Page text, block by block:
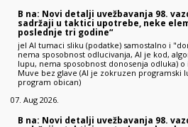
B na: Novi detalji uvežbavanja 98.
sadržaji u taktici upotrebe, neke
poslednje tri godine“
jel AI tumaci sliku (podatke) samostalno i
nema sposobnost odlucivanja, AI je kod,
lupu, nema sposobnost donosenja odluka)
Muve bez glave (AI je zokruzen programski
program obican)
07. Aug 2026.
B na: Novi detalji uvežbavanja 98.